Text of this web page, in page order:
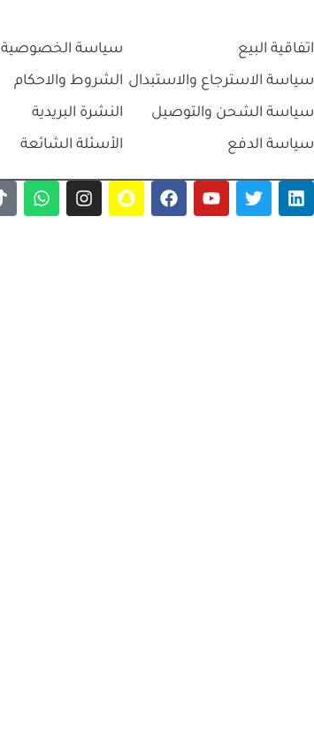
اتفاقية البيع
سياسة الاسترجاع والاستبدال
سياسة الشحن والتوصيل
سياسة الدفع
سياسة الخصوصية
الشروط والاحكام
النشرة البريدية
الأسئلة الشائعة